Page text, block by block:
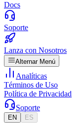
Docs
Soporte
Lanza con Nosotros
Alternar Menú
Analíticas
Términos de Uso
Política de Privacidad
Soporte
EN ES